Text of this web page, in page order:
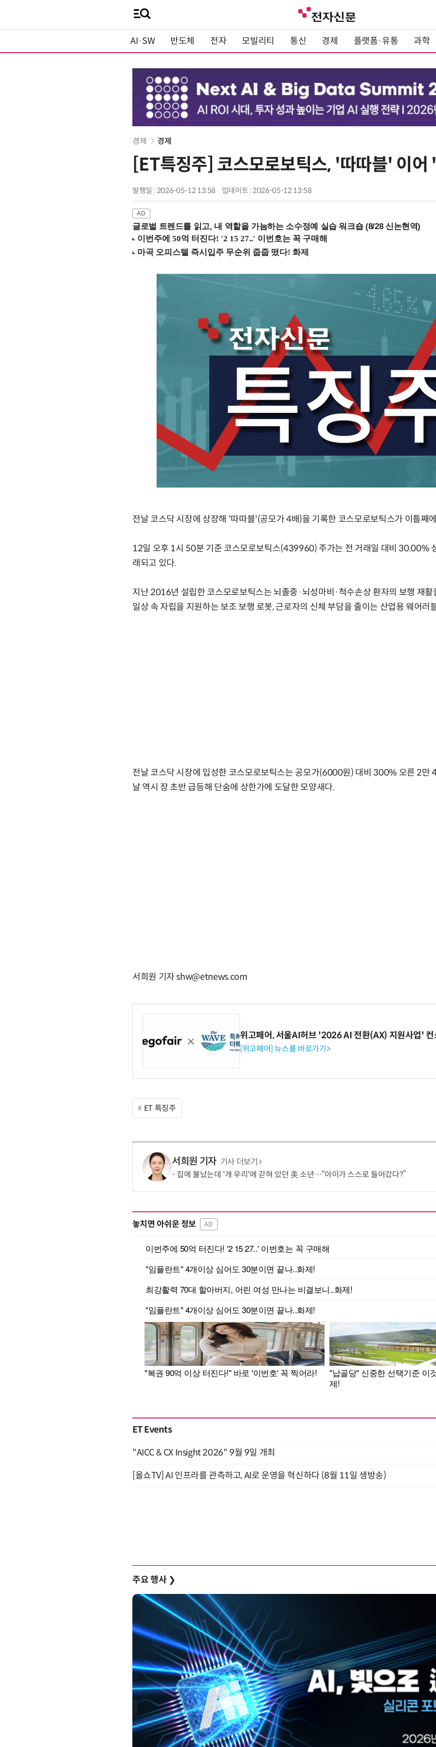
AI·SW 반도체 전자 모빌리티 통신 경제 플랫폼·유통 과학
경제 경제
[ET특징주] 코스모로보틱스, '따따블' 이어
발행일 : 2026-05-12 13:58 업데이트 : 2026-05-12 13:58
글로벌 트렌드를 읽고, 내 역할을 가늠하는 소수정예 실습 워크숍 (8/28 신논현역)
전날 코스닥 시장에 상장해 '따따블'(공모가 4배)을 기록한 코스모로보틱스가 이틀째
12일 오후 1시 50분 기준 코스모로보틱스(439960) 주가는 전 거래일 대비 30.00%
래되고 있다.
지난 2016년 설립한 코스모로보틱스는 뇌졸중·뇌성마비·척수손상 환자의 보행 재활
일상 속 자립을 지원하는 보조 보행 로봇, 근로자의 신체 부담을 줄이는 산업용 웨어러
전날 코스닥 시장에 입성한 코스모로보틱스는 공모가(6000원) 대비 300% 오른 2만
날 역시 장 초반 급등해 단숨에 상한가에 도달한 모양새다.
서희원 기자 shw@etnews.com
위고페어, 서울AI허브 '2026 AI 전환(AX) 지원사업' 컨
[위고페어] 뉴스룸 바로가기>
ET 특징주
서희원 기자 기사 더보기
집에 불났는데 '개 우리'에 갇혀 있던 美 소년…“아이가 스스로 들어갔다?”
놓치면 아쉬운 정보 AD
ET Events
"AICC & CX Insight 2026" 9월 9일 개최
[올쇼TV] AI 인프라를 관측하고, AI로 운영을 혁신하다 (8월 11일 생방송)
주요 행사 ❯